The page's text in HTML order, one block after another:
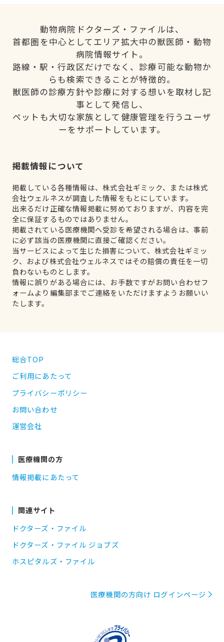
動物病院ドクターズ・ファイルは、
首都圏を中心としてエリア拡大中の獣医師・動物
病院情報サイト。
路線・駅・行政区だけでなく、診療可能な動物か
らも検索できることが特徴的。
獣医師の診療方針や診療に対する想いを取材し記
事として発信し、
ペットも大切な家族として健康管理を行うユーザ
ーをサポートしています。
掲載情報について
掲載している各種情報は、株式会社ギミック、または株式
会社ウェルネスが調査した情報をもとにしています。
出来るだけ正確な情報掲載に努めておりますが、内容を完
全に保証するものではありません。
掲載されている医療機関へ受診を希望される場合は、事前
に必ず該当の医療機関に直接ご確認ください。
当サービスによって生じた損害について、株式会社ギミッ
ク、および株式会社ウェルネスではその賠償の責任を一切
負わないものとします。
情報に誤りがある場合には、お手数ですがお問い合わせフ
ォームより編集部までご連絡をいただけますようお願いい
たします。
総合TOP
ご利用にあたって
プライバシーポリシー
お問い合わせ
運営会社
医療機関の方
情報掲載にあたって
関連サイト
ドクターズ・ファイル
ドクターズ・ファイル ジョブズ
ホスピタルズ・ファイル
医療機関の方向け ログインページ